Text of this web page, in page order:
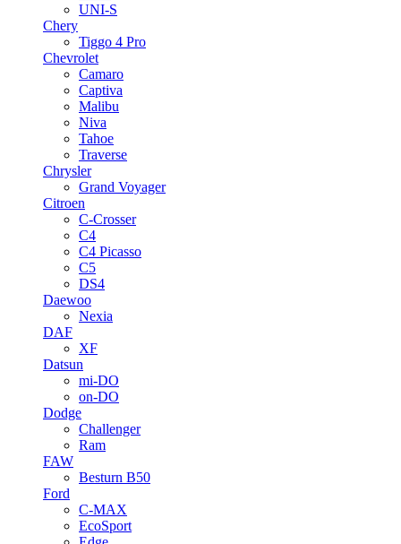
UNI-S
Chery
Tiggo 4 Pro
Chevrolet
Camaro
Captiva
Malibu
Niva
Tahoe
Traverse
Chrysler
Grand Voyager
Citroen
C-Crosser
C4
C4 Picasso
C5
DS4
Daewoo
Nexia
DAF
XF
Datsun
mi-DO
on-DO
Dodge
Challenger
Ram
FAW
Besturn B50
Ford
C-MAX
EcoSport